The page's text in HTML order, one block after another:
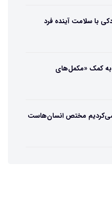
با سلامت آینده فرد
زنان بالای ۳۵ سال به کمک «مکمل‌های
مختص انسان‌هاست